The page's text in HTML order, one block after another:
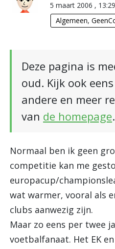
5 maart 2006 , 13:29
Algemeen,
Deze pagina is
oud. Kijk ook
andere en meer
van de homepage.
Normaal ben ik geen
competitie kan me
europacup/
wat warmer, vooral als
clubs aanwezig zijn.
Maar zo eens per twee
voetbalfanaat. Het EK